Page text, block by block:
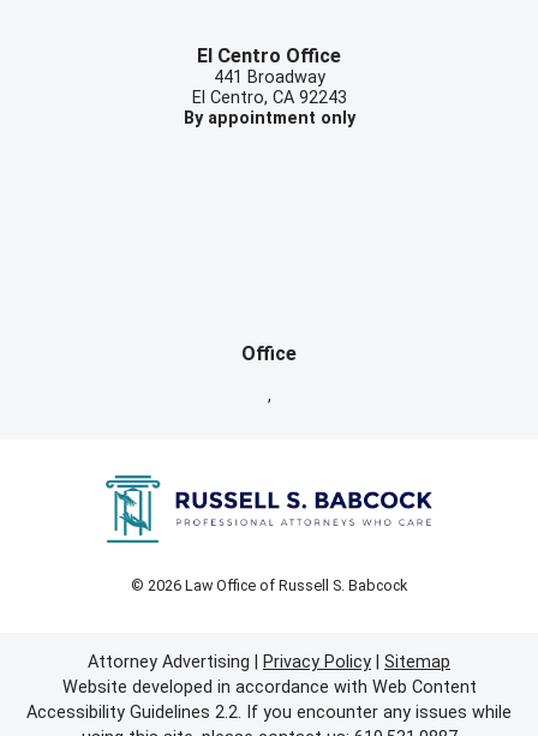
El Centro Office
441 Broadway
El Centro, CA 92243
By appointment only
Office
,
© 2026 Law Office of Russell S. Babcock
Attorney Advertising Privacy Policy
Sitemap
Website developed in accordance with Web Content
Accessibility Guidelines 2.2. If you encounter any issues while